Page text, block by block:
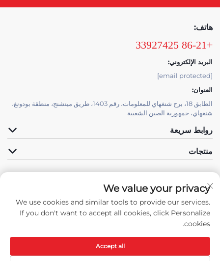
هاتف:
+86-21 33927425
البريد الإلكتروني:
[email protected]
العنوان:
الطابق 18، برج شنغهاي للمعلومات، رقم 1403، طريق مينشنج، منطقة بودونغ،
شنغهاي، جمهورية الصين الشعبية
روابط سريعة
منتجات
الدعم الفني بواسطة JUTU
تابعونا
حقوق النسخ © جميع الحقوق محفوظة لشركة شنغهاي جوتوب للتقنيات المواد الجديدة
المحدودة -سياسة الخصوصية-المدونة
We value your privacy
We use cookies and similar tools to provide our services.
If you don't want to accept all cookies, click Personalize
cookies.
Accept all